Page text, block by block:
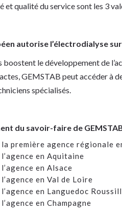
qualité du service sont les 3
autorise l’électrodialyse
boostent le développement de
GEMSTAB peut accéder à
spécialisés.
du savoir-faire de
première agence régionale
en Aquitaine
en Alsace
en Val de Loire
en Languedoc
en Champagne